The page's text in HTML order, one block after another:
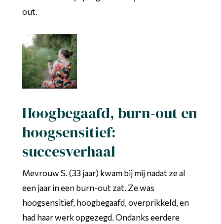
out.
Hoogbegaafd, burn-out en
hoogsensitief:
succesverhaal
Mevrouw S. (33 jaar) kwam bij mij nadat ze al
een jaar in een burn-out zat. Ze was
hoogsensitief, hoogbegaafd, overprikkeld, en
had haar werk opgezegd. Ondanks eerdere